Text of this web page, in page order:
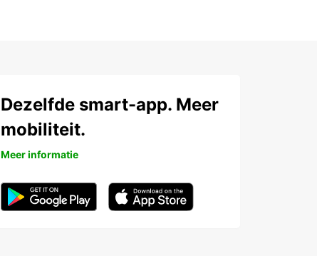
Dezelfde smart-app. Meer
mobiliteit.
Meer informatie